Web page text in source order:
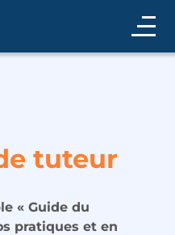
tuteur
« Guide du
pratiques et en